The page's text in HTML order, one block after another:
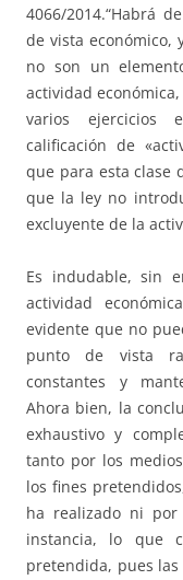
4066/2014.“Habrá
de vista económico,
no son un
actividad
varios ejercicios
calificación de
que para esta clase
que la ley no
excluyente de la
Es indudable, sin
actividad
evidente que no
punto de vista
constantes y
Ahora bien, la
exhaustivo y
tanto por los
los fines
ha realizado ni
instancia, lo que
pretendida, pues